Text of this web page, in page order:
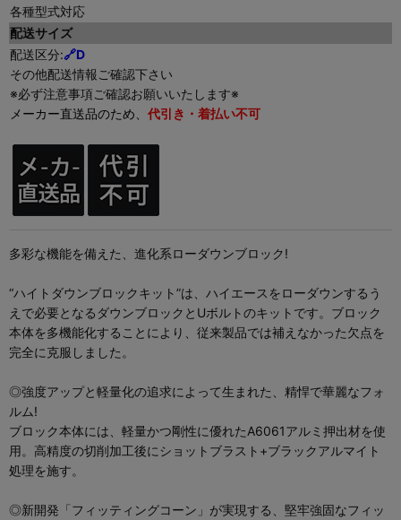
各種型式対応
配送サイズ
配送区分:🔗D
その他配送情報ご確認下さい
※必ず注意事項ご確認お願いいたします※
メーカー直送品のため、 代引き・着払い不可
多彩な機能を備えた、進化系ローダウンブロック!
“ハイトダウンブロックキット”は、ハイエースをローダウンするう
えで必要となるダウンブロックとUボルトのキットです。ブロック
本体を多機能化することにより、従来製品では補えなかった欠点を
完全に克服しました。
◎強度アップと軽量化の追求によって生まれた、精悍で華麗なフォ
ルム!
ブロック本体には、軽量かつ剛性に優れたA6061アルミ押出材を使
用。高精度の切削加工後にショットブラスト+ブラックアルマイト
処理を施す。
◎新開発「フィッティングコーン」が実現する、堅牢強固なフィッ